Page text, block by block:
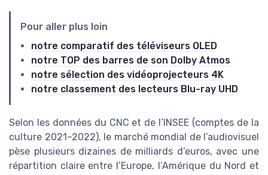
Pour aller plus loin
notre comparatif des téléviseurs OLED
notre TOP des barres de son Dolby Atmos
notre sélection des vidéoprojecteurs 4K
notre classement des lecteurs Blu-ray UHD
Selon les données du CNC et de l’INSEE (comptes de la
culture 2021–2022), le marché mondial de l’audiovisuel
pèse plusieurs dizaines de milliards d’euros, avec une
répartition claire entre l’Europe, l’Amérique du Nord et